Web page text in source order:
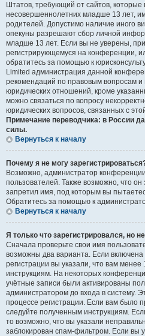
Штатов, требующий от сайтов,
несовершеннолетних младше 13 лет,
родителей. Допустимо наличие иного
опекуны разрешают сбор личной
младше 13 лет. Если вы не уверены,
регистрирующемуся на конференции,
обратитесь за помощью к
Limited администрация данной
рекомендаций по правовым вопросам и
юридических отношений, кроме
можно связаться по вопросу
юридических вопросов, связанных с
Примечание переводчика: в России
силы.
Вернуться к началу
Почему я не могу
Возможно, администратор
пользователей. Также возможно, что
запретил имя, под которым вы
Обратитесь за помощью к
Вернуться к началу
Я только что зарегистрировался, но
Сначала проверьте свои имя
возможны два варианта. Если включена
регистрации вы указали, что вам
инструкциям. На некоторых
учётные записи были активированы
администратором до входа в систему.
процессе регистрации. Если вам было
следуйте полученным инструкциям.
то возможно, что вы указали
заблокирован спам-фильтром. Если вы